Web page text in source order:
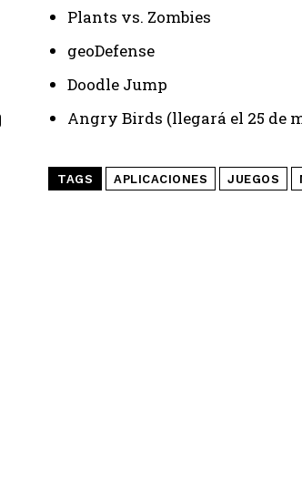
Plants vs. Zombies
geoDefense
Doodle Jump
Angry Birds (llegará el 25 de
TAGS APLICACIONES JUEGOS